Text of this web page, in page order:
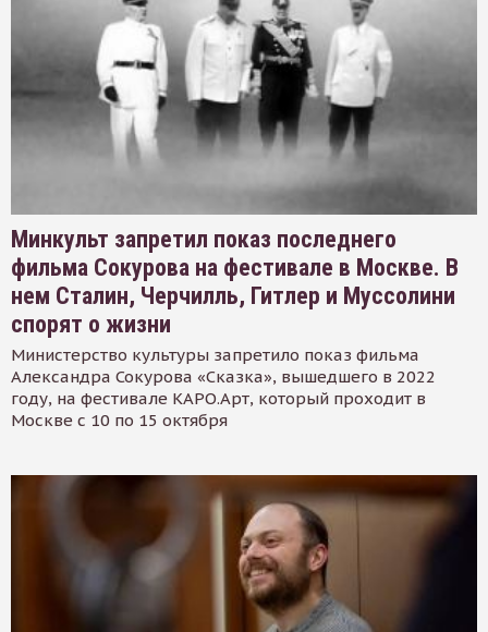
Минкульт запретил показ последнего
фильма Сокурова на фестивале в Москве. В
нем Сталин, Черчилль, Гитлер и Муссолини
спорят о жизни
Министерство культуры запретило показ фильма
Александра Сокурова «Сказка», вышедшего в 2022
году, на фестивале КАРО.Арт, который проходит в
Москве с 10 по 15 октября